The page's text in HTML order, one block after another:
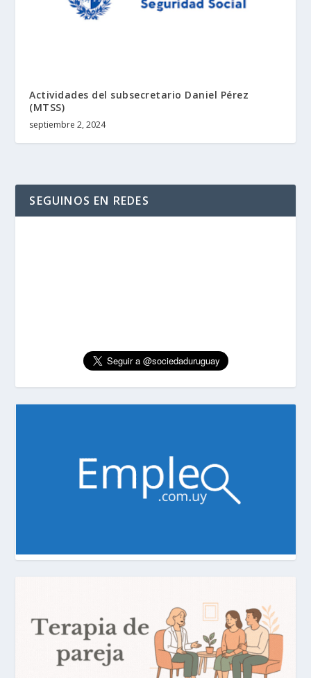
Actividades del subsecretario Daniel Pérez
(MTSS)
septiembre 2, 2024
SEGUINOS EN REDES